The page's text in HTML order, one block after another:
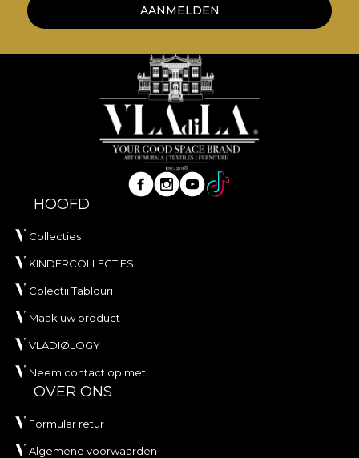
kwaliteitsnormen.
AANMELDEN
HOOFD
Collecties
KINDERCOLLECTIES
Colectii Tablouri
Maak uw product
VLADIØLOGY
Neem contact op met
OVER ONS
Formular retur
Algemene voorwaarden